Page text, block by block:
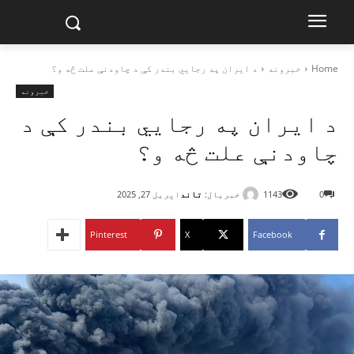
Home خبرونه د ایران په رجايي بندر کې د چاودنې علت څه و؟
خبرونه
د ایران په رجايي بندر کې د
چاودنې علت څه و؟
خبریال: تاند اپریل 27, 2025 0
1143
Facebook
X
Pinterest